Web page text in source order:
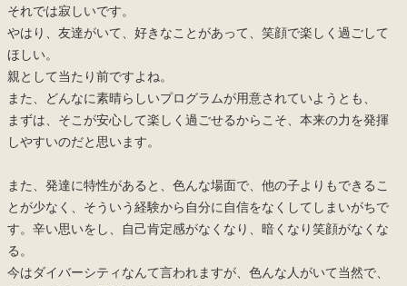
それでは寂しいです。
やはり、友達がいて、好きなことがあって、笑顔で楽しく過ごして
ほしい。
親として当たり前ですよね。
また、どんなに素晴らしいプログラムが用意されていようとも、
まずは、そこが安心して楽しく過ごせるからこそ、本来の力を発揮
しやすいのだと思います。
また、発達に特性があると、色んな場面で、他の子よりもできるこ
とが少なく、そういう経験から自分に自信をなくしてしまいがちで
す。辛い思いをし、自己肯定感がなくなり、暗くなり笑顔がなくな
る。
今はダイバーシティなんて言われますが、色んな人がいて当然で、